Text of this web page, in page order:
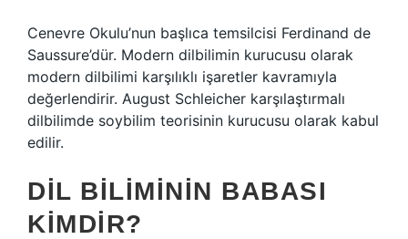
Cenevre Okulu’nun başlıca temsilcisi Ferdinand de
Saussure’dür. Modern dilbilimin kurucusu olarak
modern dilbilimi karşılıklı işaretler kavramıyla
değerlendirir. August Schleicher karşılaştırmalı
dilbilimde soybilim teorisinin kurucusu olarak kabul
edilir.
DIL BILIMININ BABASI
KIMDIR?